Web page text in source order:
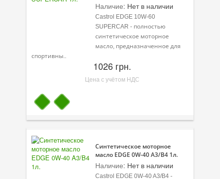
Уход за кондиционером
Специальные программы
Масла для лодочных моторов
Моторное масло для мотоцикла
Наличие: Нет в наличии
Castrol EDGE 10W-60
SUPERCAR - полностью
синтетическое моторное
масло, предназначенное для
спортивны..
1026 грн.
Цена с учётом НДС
Синтетическое моторное
масло EDGE 0W-40 A3/B4 1л.
Наличие: Нет в наличии
Castrol EDGE 0W-40 A3/B4 -